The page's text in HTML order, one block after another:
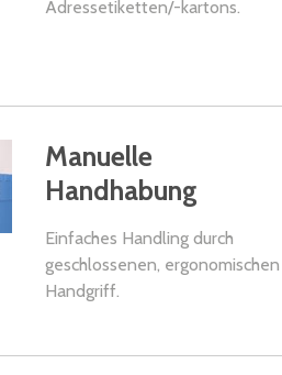
Adressetiketten/-kartons.
Manuelle
Handhabung
Einfaches Handling durch
geschlossenen, ergonomischen
Handgriff.